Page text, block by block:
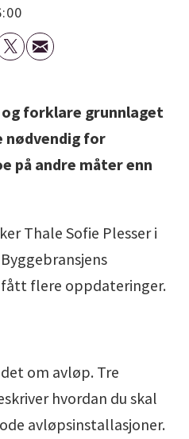
forklare grunnlaget
nødvendig for
på andre måter enn
Thale Sofie Plesser i
flere oppdateringer.
om avløp. Tre
hvordan du skal
avløpsinstallasjoner.